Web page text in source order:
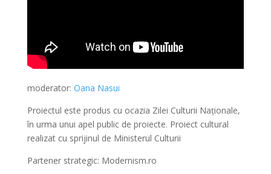
moderator: Oana Nasui
Proiectul este produs cu ocazia Zilei Culturii Naționale,
în urma unui apel public de proiecte. Proiect cultural
realizat cu sprijinul de Ministerul Culturii
Partener strategic: Modernism.ro